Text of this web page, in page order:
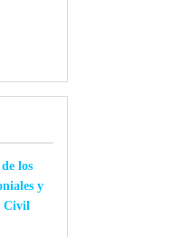
los
y
Civil